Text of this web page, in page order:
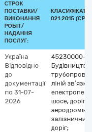
СТРОК
ПОСТАВКИ/
ВИКОНАННЯ
РОБІТ/
НАДАННЯ
ПОСЛУГ:
021:2015 (CPV)
Україна
Відповідно
до
документації
по 31-07-
2026
45230000-8
Будівництво
ліній
шосе, доріг,
аеродромів і
залізничних
доріг;